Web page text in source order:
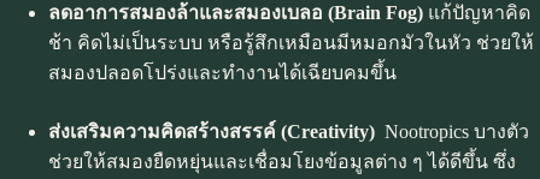
ลดอาการสมองล้าและสมองเบลอ (Brain Fog) แก้ปัญหาคิด
ช้า คิดไม่เป็นระบบ หรือรู้สึกเหมือนมีหมอกมัวในหัว ช่วยให้
สมองปลอดโปร่งและทำงานได้เฉียบคมขึ้น
ส่งเสริมความคิดสร้างสรรค์ (Creativity) Nootropics บางตัว
ช่วยให้สมองยืดหยุ่นและเชื่อมโยงข้อมูลต่าง ๆ ได้ดีขึ้น ซึ่ง